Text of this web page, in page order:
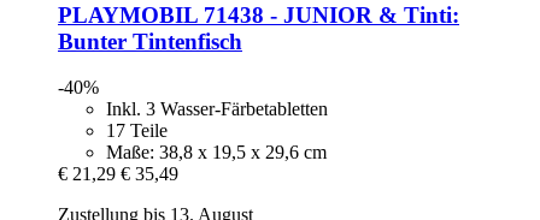
PLAYMOBIL 71438 -​ JUNIOR & Tinti:
Bunter Tintenfisch
-40%
Inkl. 3 Wasser-Färbetabletten
17 Teile
Maße: 38,8 x 19,5 x 29,6 cm
€ 21,29 € 35,49
Zustellung bis 13. August